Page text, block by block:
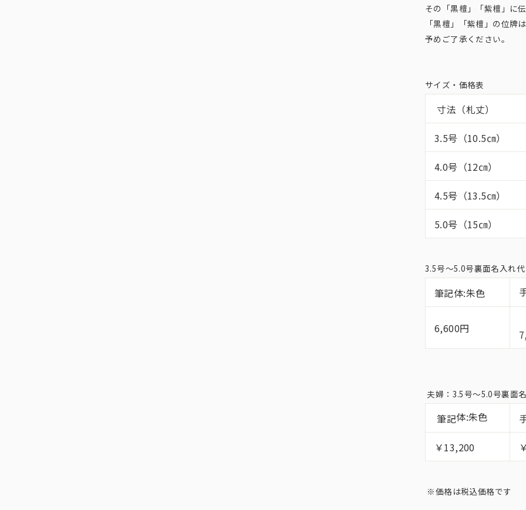
その「黒檀」「紫檀」に
「黒檀」「紫檀」の位牌
予めご了承ください。
サイズ・価格表
寸法（札丈）
3.5号（10.5㎝）
4.0号（12㎝）
4.5号（13.5㎝）
5.0号（15㎝）
3.5号〜5.0号裏面名入れ代
筆記体:朱色
6,600円
夫婦：3.5号〜5.0号裏面
筆記体:朱色
￥13,200
※価格は税込価格です